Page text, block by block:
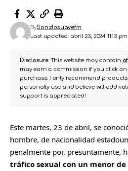
Last updated: abril 23, 2024 11:13 pm
BySonidosuavefm
Disclosure:This website may contain
may earn a commission if you click
purchase. I only recommend products
personally use and believe will add
support is appreciated!
Este martes, 23 de abril, se
hombre, de nacionalidad
penalmente por, presuntamente,
tráfico sexual con un menor